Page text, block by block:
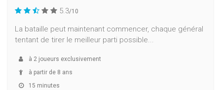
5.3/10
La bataille peut maintenant commencer, chaque général
tentant de tirer le meilleur parti possible...
à 2 joueurs exclusivement
à partir de 8 ans
15 minutes